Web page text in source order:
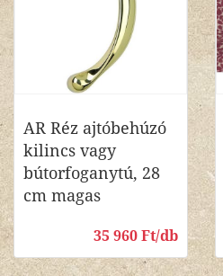
AR Réz ajtóbehúzó
kilincs vagy
bútorfoganytú, 28
cm magas
35 960 Ft/db